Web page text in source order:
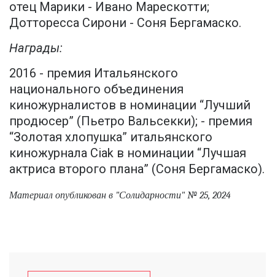
отец Марики - Ивано Марескотти;
Дотторесса Сирони - Соня Бергамаско.
Награды:
2016 - премия Итальянского
национального объединения
киножурналистов в номинации “Лучший
продюсер” (Пьетро Вальсекки); - премия
“Золотая хлопушка” итальянского
киножурнала Ciak в номинации “Лучшая
актриса второго плана” (Соня Бергамаско).
Материал опубликован в "Солидарности" № 25, 2024